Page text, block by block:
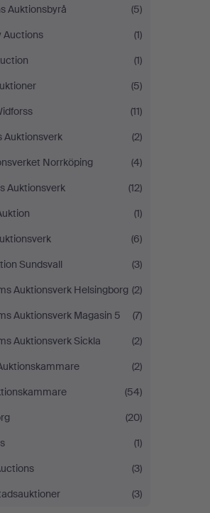
Auktionsbyrå
(5)
Auctions
(1)
(1)
(5)
(11)
Auktionsverk
(2)
Norrköping
(4)
Auktionsverk
(12)
(1)
(6)
Sundsvall
(3)
Auktionsverk Helsingborg (2)
Auktionsverk Magasin 5
(7)
Auktionsverk Sickla
(2)
(2)
(54)
(20)
(1)
(3)
(3)